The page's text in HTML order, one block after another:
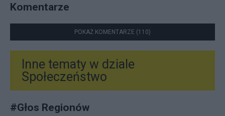
Komentarze
POKAŻ KOMENTARZE (110)
Inne tematy w dziale
Społeczeństwo
#Głos Regionów